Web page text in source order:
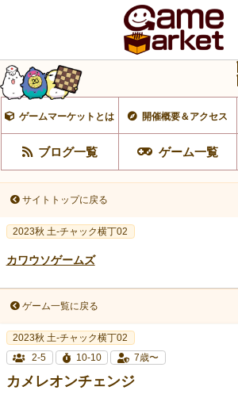
ゲームマーケットとは 開催概要＆アクセス
ブログ一覧 ゲーム一覧
サイトトップに戻る
2023秋 土-チャック横丁02
カワウソゲームズ
ゲーム一覧に戻る
2023秋 土-チャック横丁02
2-5
10-10 7歳〜
カメレオンチェンジ